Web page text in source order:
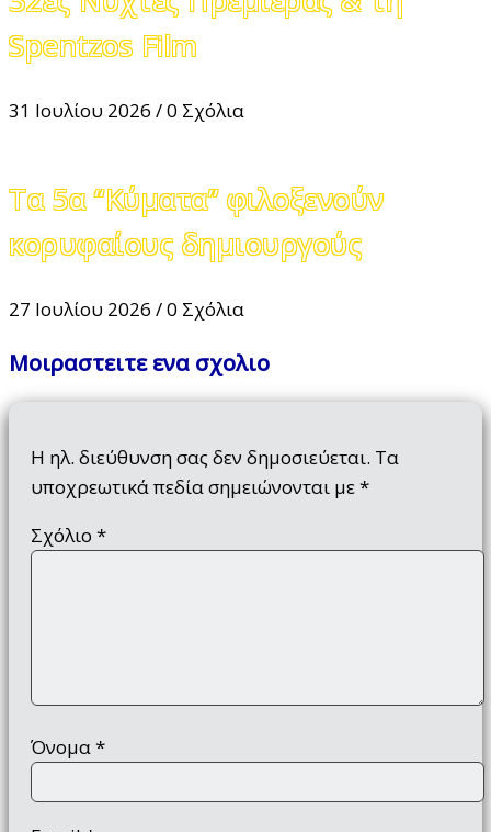
Spentzos Film
31 Ιουλίου 2026 /0 Σχόλια
Τα 5α “Κύματα” φιλοξενούν
κορυφαίους δημιουργούς
27 Ιουλίου 2026 /0 Σχόλια
Μοιραστειτε ενα σχολιο
Η ηλ. διεύθυνση σας δεν δημοσιεύεται. Τα
υποχρεωτικά πεδία σημειώνονται με*
Σχόλιο *
Όνομα*